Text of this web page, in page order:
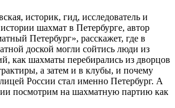
историк, гид, исследователь и
шахмат в Петербурге, автор
Петербург», расскажет, где в
доской могли сойтись люди из
как шахматы перебирались из дворцов
а затем и в клубы, и почему
России стал именно Петербург. А
посмотрим на шахматную партию как